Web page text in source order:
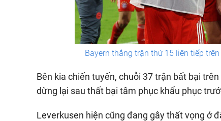
Bayern thắng trận thứ 15 liên tiếp
Bên kia chiến tuyến, chuỗi 37 trận bất bại
dừng lại sau thất bại tâm phục khẩu phục
Leverkusen hiện cũng đang gây thất vọng ở